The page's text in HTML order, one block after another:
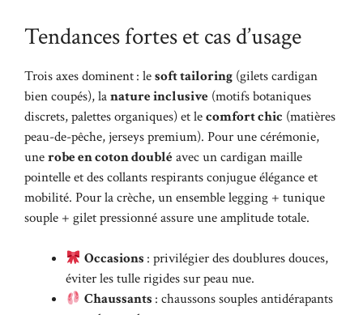
Tendances fortes et cas d’usage
Trois axes dominent : lesoft tailoring (gilets cardigan
bien coupés), lanature inclusive (motifs botaniques
discrets, palettes organiques) et lecomfort chic (matières
peau-de-pêche, jerseys premium). Pour une cérémonie,
unerobe en coton doubléavec un cardigan maille
pointelle et des collants respirants conjugue élégance et
mobilité. Pour la crèche, un ensemble legging + tunique
souple + gilet pressionné assure une amplitude totale.
Occasions : privilégier des doublures douces,
éviter les tulle rigides sur peau nue.
Chaussants : chaussons souples antidérapants